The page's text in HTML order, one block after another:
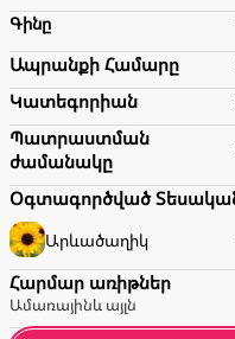
Գինը
Ապրանքի Համարը
Կատեգորիան
Պատրաստման
ժամանակը
Օգտագործված
Արևածաղիկ
Հարմար առիթներ
Ամառայինև այլն